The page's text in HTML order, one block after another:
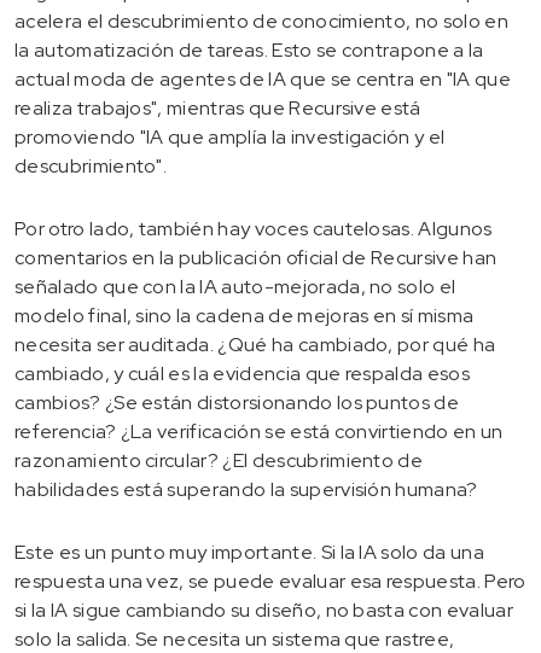
acelera el descubrimiento de conocimiento, no solo en
la automatización de tareas. Esto se contrapone a la
actual moda de agentes de IA que se centra en "IA que
realiza trabajos", mientras que Recursive está
promoviendo "IA que amplía la investigación y el
descubrimiento".
Por otro lado, también hay voces cautelosas. Algunos
comentarios en la publicación oficial de Recursive han
señalado que con la IA auto-mejorada, no solo el
modelo final, sino la cadena de mejoras en sí misma
necesita ser auditada. ¿Qué ha cambiado, por qué ha
cambiado, y cuál es la evidencia que respalda esos
cambios? ¿Se están distorsionando los puntos de
referencia? ¿La verificación se está convirtiendo en un
razonamiento circular? ¿El descubrimiento de
habilidades está superando la supervisión humana?
Este es un punto muy importante. Si la IA solo da una
respuesta una vez, se puede evaluar esa respuesta. Pero
si la IA sigue cambiando su diseño, no basta con evaluar
solo la salida. Se necesita un sistema que rastree,